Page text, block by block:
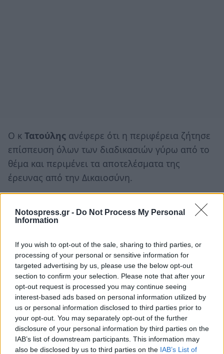
Notospress.gr - Do Not Process My Personal
Information
If you wish to opt-out of the sale, sharing to third parties, or
processing of your personal or sensitive information for
targeted advertising by us, please use the below opt-out
section to confirm your selection. Please note that after your
opt-out request is processed you may continue seeing
interest-based ads based on personal information utilized by
us or personal information disclosed to third parties prior to
your opt-out. You may separately opt-out of the further
disclosure of your personal information by third parties on the
IAB’s list of downstream participants. This information may
also be disclosed by us to third parties on the IAB’s List of
Ο κ Τατούλης ανέφερε ότι η περιφέρεια ζήτησε
επίσπευση όλων των διαδικασιών γύρω από το
θέμα και περιμένει τα αποτελέσματα της
έρευνας από την Δικαιοσύνη.
TAGS: ΑΥΤΟΔΙΟΙΚΗΣΗ